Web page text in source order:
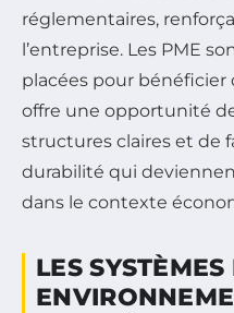
réglementaires,
l’entreprise. Les PME
placées pour bénéficier
offre une opportunité
structures claires et de
durabilité qui
dans le contexte
LES